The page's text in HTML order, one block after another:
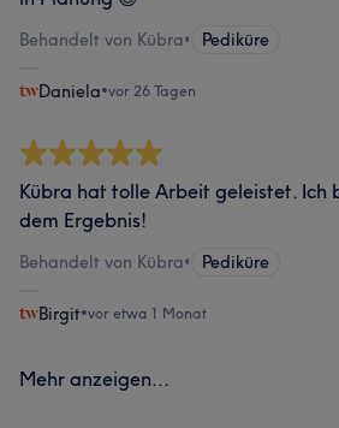
Behandelt von Kübra• Pediküre
Daniela•vor 26 Tagen
Kübra hat tolle Arbeit geleistet. Ich
dem Ergebnis!
Behandelt von Kübra• Pediküre
Birgit•vor etwa 1 Monat
Mehr anzeigen...